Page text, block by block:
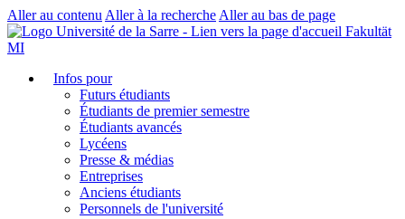
Aller au contenu Aller à la recherche Aller au bas de page
Fakultät
MI
Infos pour
Futurs étudiants
Étudiants de premier semestre
Étudiants avancés
Lycéens
Presse & médias
Entreprises
Anciens étudiants
Personnels de l'université